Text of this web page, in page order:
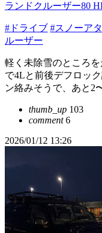
ランドクルーザー80
#ドライブ #スノーア
ルーザー
軽く未除雪のところ
で4Lと前後デフロッ
ン絡みそうで、あと2
thumb_up 103
comment6
2026/01/12 13:26